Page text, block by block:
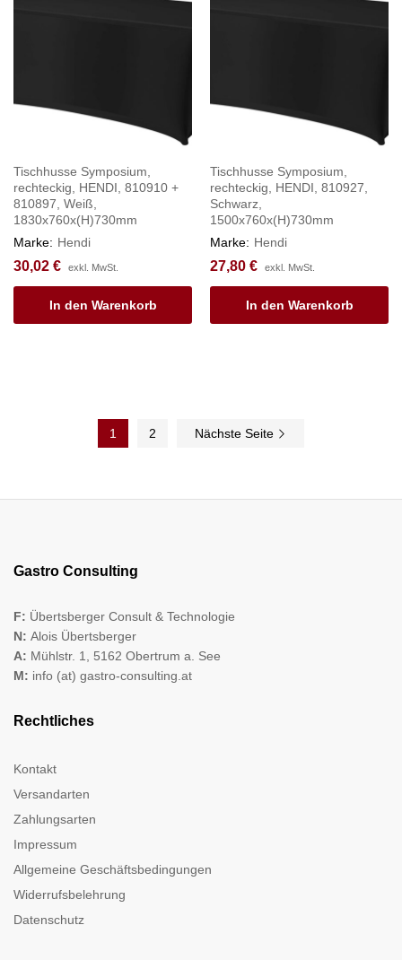
Tischhusse Symposium,
rechteckig, HENDI, 810910 +
810897, Weiß,
1830x760x(H)730mm
Marke: Hendi
30,02 € exkl. MwSt.
In den Warenkorb
Tischhusse Symposium,
rechteckig, HENDI, 810927,
Schwarz,
1500x760x(H)730mm
Marke: Hendi
27,80 € exkl. MwSt.
In den Warenkorb
1 2 Nächste Seite
Gastro Consulting
F: Übertsberger Consult & Technologie
N: Alois Übertsberger
A: Mühlstr. 1, 5162 Obertrum a. See
M: info (at) gastro-consulting.at
Rechtliches
Kontakt
Versandarten
Zahlungsarten
Impressum
Allgemeine Geschäftsbedingungen
Widerrufsbelehrung
Datenschutz